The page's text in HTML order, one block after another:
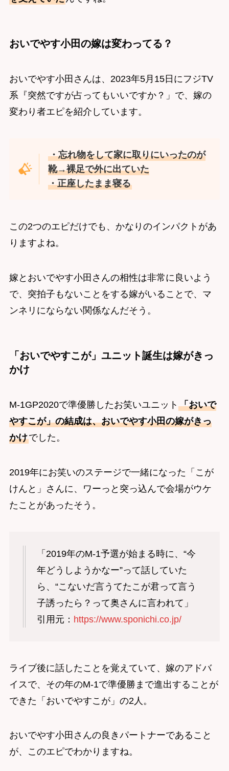
おいでやす小田の嫁は変わってる？
おいでやす小田さんは、2023年5月15日にフジTV
系『突然ですが占ってもいいですか？」で、嫁の
変わり者エピを紹介しています。
・忘れ物をして家に取りにいったのが
靴→裸足で外に出ていた
・正座したまま寝る
この2つのエピだけでも、かなりのインパクトがあ
りますよね。
嫁とおいでやす小田さんの相性は非常に良いよう
で、突拍子もないことをする嫁がいることで、マ
ンネリにならない関係なんだそう。
「おいでやすこが」ユニット誕生は嫁がきっ
かけ
M-1GP2020で準優勝したお笑いユニット 「おいで
やすこが」の結成は、おいでやす小田の嫁がきっ
かけでした。
2019年にお笑いのステージで一緒になった「こが
けんと」さんに、ワーっと突っ込んで会場がウケ
たことがあったそう。
「2019年のM-1予選が始まる時に、“今
年どうしようかなー”って話していた
ら、“こないだ言うてたこが君って言う
子誘ったら？って奥さんに言われて」
引用元： https://www.sponichi.co.jp/
ライブ後に話したことを覚えていて、嫁のアドバ
イスで、その年のM-1で準優勝まで進出することが
できた「おいでやすこが」の2人。
おいでやす小田さんの良きパートナーであること
が、このエピでわかりますね。